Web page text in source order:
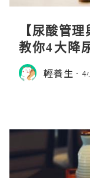
【尿酸管
教你4大降
飲食調理秘訣
輕養生 4